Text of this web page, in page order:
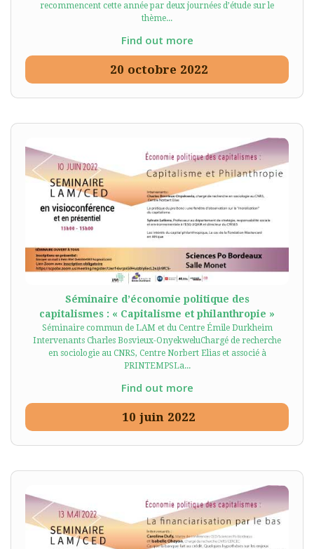
recommencent cette année par deux journées d’étude sur le
thème...
Find out more
20 octobre 2022
Séminaire d’économie politique des
capitalismes : « Capitalisme et philanthropie »
Séminaire commun de LAM et du Centre Émile Durkheim
Intervenants Charles Bosvieux-OnyekweluChargé de recherche
en sociologie au CNRS, Centre Norbert Elias et associé à
PRINTEMPSLa...
Find out more
10 juin 2022